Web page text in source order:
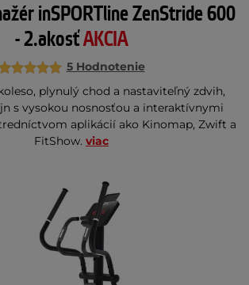
inSPORTline ZenStride 600
- 2.akosťAKCIA
5 Hodnotenie
plynulý chod a nastaviteľný zdvih,
s vysokou nosnosťou a interaktívnymi
aplikácií ako Kinomap, Zwift a
FitShow. viac